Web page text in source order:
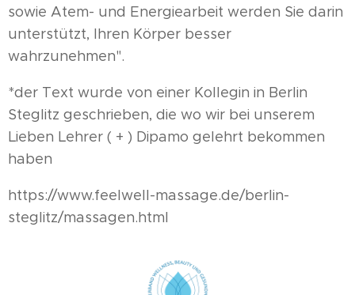
sowie Atem- und Energiearbeit werden Sie darin
unterstützt, Ihren Körper besser
wahrzunehmen".
*der Text wurde von einer Kollegin in Berlin
Steglitz geschrieben, die wo wir bei unserem
Lieben Lehrer ( + ) Dipamo gelehrt bekommen
haben
https://www.feelwell-massage.de/berlin-
steglitz/massagen.html